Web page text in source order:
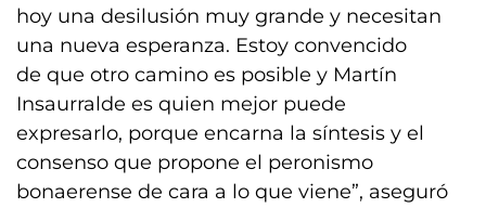
hoy una desilusión muy grande y necesitan
una nueva esperanza. Estoy convencido
de que otro camino es posible y Martín
Insaurralde es quien mejor puede
expresarlo, porque encarna la síntesis y el
consenso que propone el peronismo
bonaerense de cara a lo que viene”, aseguró